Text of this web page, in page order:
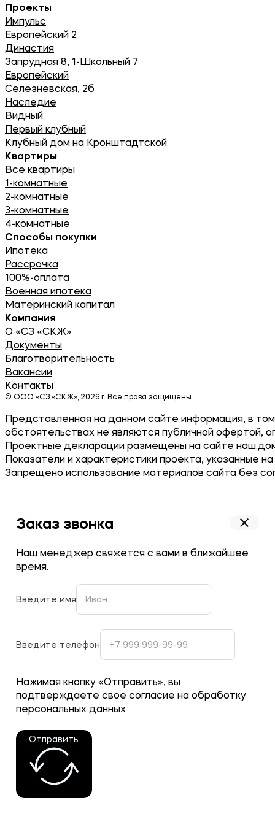
Проекты
Импульс
Европейский 2
Династия
Запрудная 8, 1-Школьный 7
Европейский
Селезневская, 2б
Наследие
Видный
Первый клубный
Клубный дом на Кронштадтской
Квартиры
Все квартиры
1-комнатные
2-комнатные
3-комнатные
4-комнатные
Способы покупки
Ипотека
Рассрочка
100%-оплата
Военная ипотека
Материнский капитал
Компания
О «СЗ «СКЖ»
Документы
Благотворительность
Вакансии
Контакты
© ООО «СЗ «СКЖ», 2026 г. Все права защищены.
Представленная на данном сайте информация, в
обстоятельствах не являются публичной офертой,
Проектные декларации размещены на сайте
Показатели и характеристики проекта, указанные
Запрещено использование материалов сайта без
Заказ звонка
Наш менеджер свяжется с вами в ближайшее
время.
Введите имя
Введите телефон
Нажимая кнопку «Отправить», вы
подтверждаете свое согласие на обработку
персональных данных
Отправить